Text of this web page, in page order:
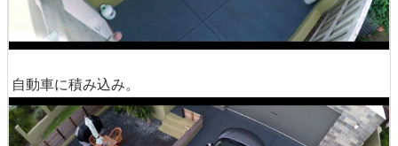
自動車に積み込み。